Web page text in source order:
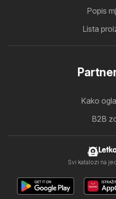
Popis
Lista
Kako
B2B
Svi katalozi na